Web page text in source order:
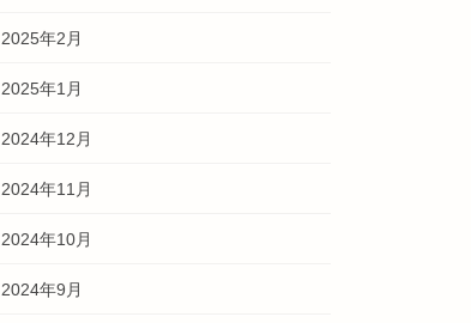
2025年2月
2025年1月
2024年12月
2024年11月
2024年10月
2024年9月